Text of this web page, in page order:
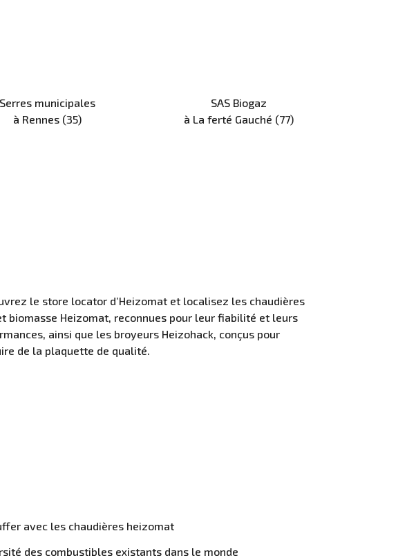
Serres municipales
à Rennes (35)
SAS Biogaz
à La ferté Gauché (77)
le store locator d’Heizomat et localisez les chaudières
biomasse Heizomat, reconnues pour leur fiabilité et leurs
ainsi que les broyeurs Heizohack, conçus pour
de la plaquette de qualité.
avec les chaudières heizomat
des combustibles existants dans le monde